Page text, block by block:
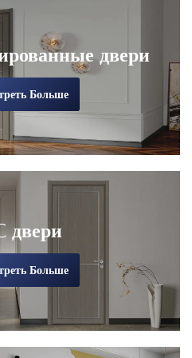
двери
Больше
двери
Больше